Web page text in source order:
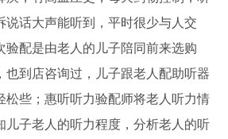
说话大声能听到，平时很少与人交
验配是由老人的儿子陪同前来选购
也到店咨询过，儿子跟老人配助听器
松些；惠听听力验配师将老人听力情
儿子老人的听力程度，分析老人的听